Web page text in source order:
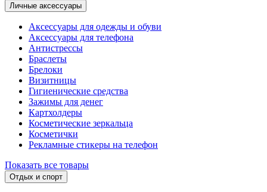
Личные аксессуары
Аксессуары для одежды и обуви
Аксессуары для телефона
Антистрессы
Браслеты
Брелоки
Визитницы
Гигиенические средства
Зажимы для денег
Картхолдеры
Косметические зеркальца
Косметички
Рекламные стикеры на телефон
Показать все товары
Отдых и спорт